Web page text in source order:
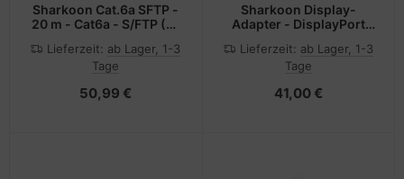
Sharkoon Cat.6a SFTP -
20 m - Cat6a - S/FTP (S-
Lieferzeit: ab Lager, 1-3
Tage
50,99 €
Sharkoon Display-
Adapter - DisplayPort
Lieferzeit: ab Lager, 1-3
Tage
41,00 €